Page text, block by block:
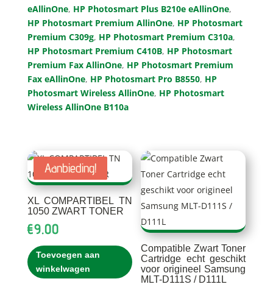
eAllinOne, HP Photosmart Plus B210e eAllinOne,
HP Photosmart Premium AllinOne, HP Photosmart
Premium C309g, HP Photosmart Premium C310a,
HP Photosmart Premium C410B, HP Photosmart
Premium Fax AllinOne, HP Photosmart Premium
Fax eAllinOne, HP Photosmart Pro B8550, HP
Photosmart Wireless AllinOne, HP Photosmart
Wireless AllinOne B110a
XL COMPARTIBEL TN
1050 ZWART TONER
€9.00
Toevoegen aan
winkelwagen
Aanbieding!
Compatible Zwart Toner
Cartridge echt geschikt
voor origineel Samsung
MLT-D111S / D111L
Aanbieding!
Aanbieding!